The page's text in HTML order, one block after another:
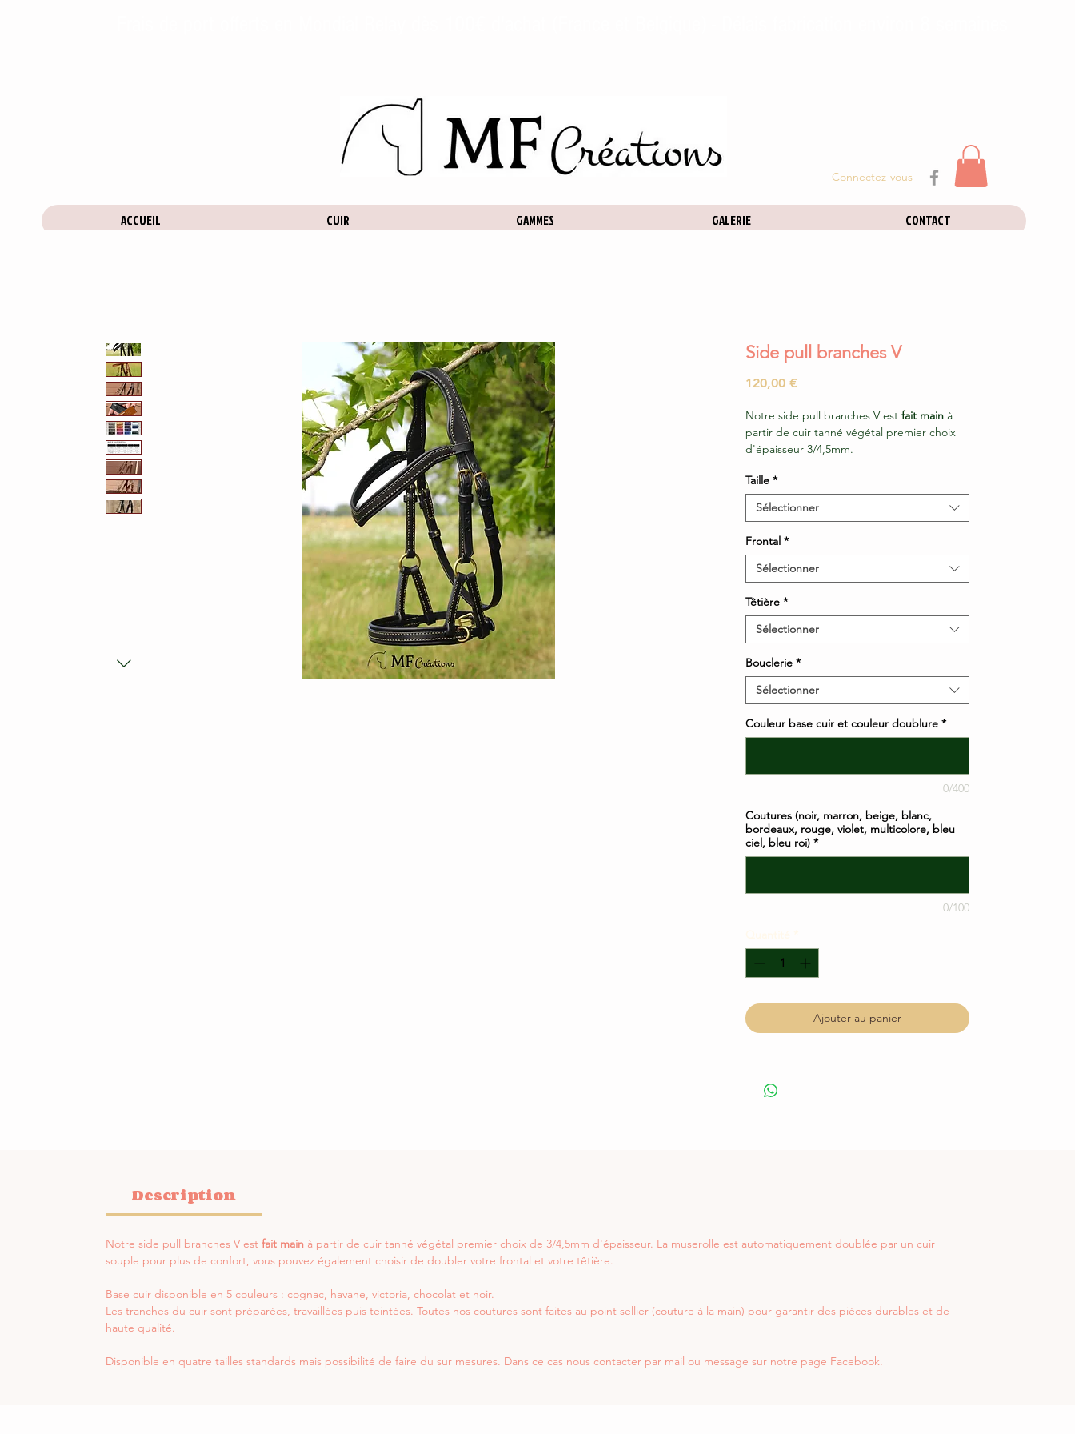
Connectez-vous
ACCUEIL CUIR GAMMES GALERIE CONTACT
Side pull branches V
120,00 €
Notre side pull branches V est fait main à
partir de cuir tanné végétal premier choix
d'épaisseur 3/4,5mm.
Taille *
Sélectionner
Frontal *
Sélectionner
Têtière *
Sélectionner
Bouclerie *
Sélectionner
Couleur base cuir et couleur doublure *
0/400
Coutures (noir, marron, beige, blanc,
bordeaux, rouge, violet, multicolore, bleu
ciel, bleu roi) *
0/100
Ajouter au panier
Description
Notre side pull branches V est fait main à partir de cuir tanné végétal premier choix de 3/4,5mm d'épaisseur. La muserolle est automatiquement doublée par un cuir
souple pour plus de confort, vous pouvez également choisir de doubler votre frontal et votre têtière.
Base cuir disponible en 5 couleurs : cognac, havane, victoria, chocolat et noir.
Les tranches du cuir sont préparées, travaillées puis teintées. Toutes nos coutures sont faites au point sellier (couture à la main) pour garantir des pièces durables et de
haute qualité.
Disponible en quatre tailles standards mais possibilité de faire du sur mesures. Dans ce cas nous contacter par mail ou message sur notre page Facebook.